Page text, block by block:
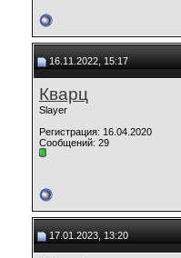
16.11.2022, 15:17
Кварц
Slayer
Регистрация: 16.04.2020
Сообщений: 29
17.01.2023, 13:20